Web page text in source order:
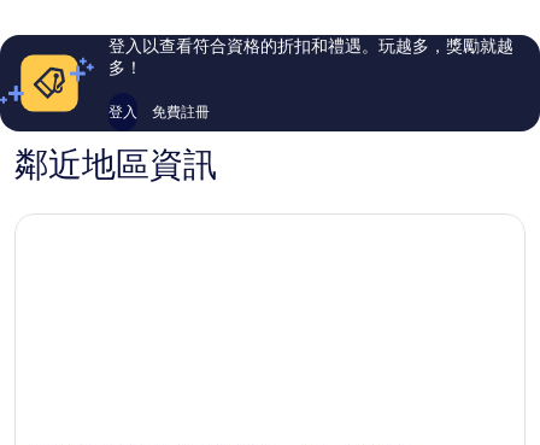
評
論
評
論
登入以查看符合資格的折扣和禮遇。玩越多，獎勵就越
多！
登入 免費註冊
鄰近地區資訊